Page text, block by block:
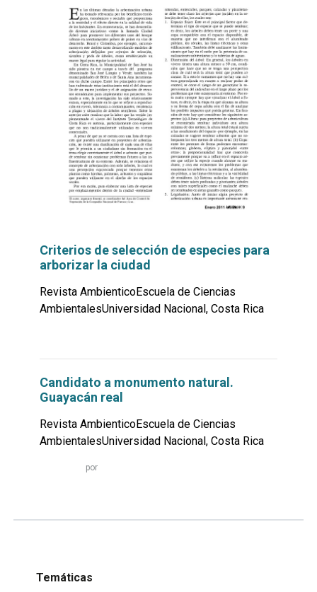
Criterios de selección de especies para
arborizar la ciudad
Revista AmbienticoEscuela de Ciencias
AmbientalesUniversidad Nacional, Costa Rica
Candidato a monumento natural.
Guayacán real
Revista AmbienticoEscuela de Ciencias
AmbientalesUniversidad Nacional, Costa Rica
por
Temáticas